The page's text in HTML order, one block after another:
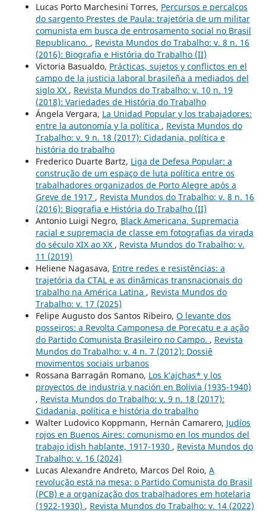
Lucas Porto Marchesini Torres, Percursos e percalços
do sargento Prestes de Paula: trajetória de um militar
comunista em busca de entrosamento social no Brasil
Republicano. , Revista Mundos do Trabalho: v. 8 n. 16
(2016): Biografia e História do Trabalho (II)
Victoria Basualdo, Prácticas, sujetos y conflictos en el
campo de la justicia laboral brasileña a mediados del
siglo XX , Revista Mundos do Trabalho: v. 10 n. 19
(2018): Variedades de História do Trabalho
Ángela Vergara, La Unidad Popular y los trabajadores:
entre la autonomía y la política , Revista Mundos do
Trabalho: v. 9 n. 18 (2017): Cidadania, política e
história do trabalho
Frederico Duarte Bartz, Liga de Defesa Popular: a
construção de um espaço de luta política entre os
trabalhadores organizados de Porto Alegre após a
Greve de 1917 , Revista Mundos do Trabalho: v. 8 n. 16
(2016): Biografia e História do Trabalho (II)
Antonio Luigi Negro, Black Americana. Supremacia
racial e supremacia de classe em fotografias da virada
do século XIX ao XX , Revista Mundos do Trabalho: v.
11 (2019)
Heliene Nagasava, Entre redes e resistências: a
trajetória da CTAL e as dinâmicas transnacionais do
trabalho na América Latina , Revista Mundos do
Trabalho: v. 17 (2025)
Felipe Augusto dos Santos Ribeiro, O levante dos
posseiros: a Revolta Camponesa de Porecatu e a ação
do Partido Comunista Brasileiro no Campo. , Revista
Mundos do Trabalho: v. 4 n. 7 (2012): Dossiê
movimentos sociais urbanos
Rossana Barragán Romano, Los k’ajchas* y los
proyectos de industria y nación en Bolivia (1935-1940)
, Revista Mundos do Trabalho: v. 9 n. 18 (2017):
Cidadania, política e história do trabalho
Walter Ludovico Koppmann, Hernán Camarero, Judíos
rojos en Buenos Aires: comunismo en los mundos del
trabajo idish hablante, 1917-1930 , Revista Mundos do
Trabalho: v. 16 (2024)
Lucas Alexandre Andreto, Marcos Del Roio, A
revolução está na mesa: o Partido Comunista do Brasil
(PCB) e a organização dos trabalhadores em hotelaria
(1922-1930) , Revista Mundos do Trabalho: v. 14 (2022)